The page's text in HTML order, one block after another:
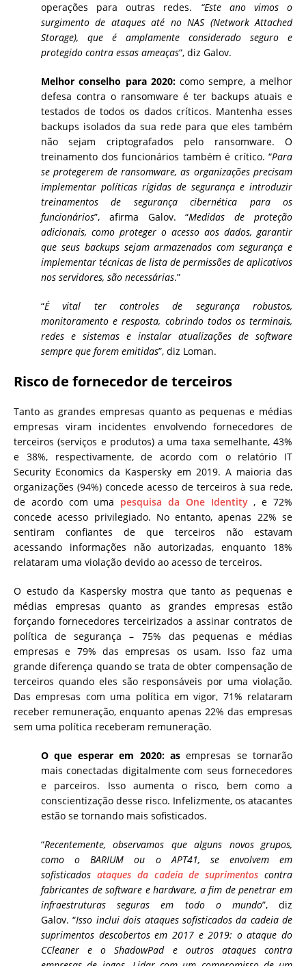
operações para outras redes. “Este ano vimos o
surgimento de ataques até no NAS (Network Attached
Storage), que é amplamente considerado seguro e
protegido contra essas ameaças“, diz Galov.
Melhor conselho para 2020:como sempre, a melhor
defesa contra o ransomware é ter backups atuais e
testados de todos os dados críticos. Mantenha esses
backups isolados da sua rede para que eles também
não sejam criptografados pelo ransomware. O
treinamento dos funcionários também é crítico. “Para
se protegerem de ransomware, as organizações precisam
implementar políticas rígidas de segurança e introduzir
treinamentos de segurança cibernética para os
funcionários”, afirma Galov. “Medidas de proteção
adicionais, como proteger o acesso aos dados, garantir
que seus backups sejam armazenados com segurança e
implementar técnicas de lista de permissões de aplicativos
nos servidores, são necessárias.”
“É vital ter controles de segurança robustos,
monitoramento e resposta, cobrindo todos os terminais,
redes e sistemas e instalar atualizações de software
sempre que forem emitidas”, diz Loman.
Risco de fornecedor de terceiros
Tanto as grandes empresas quanto as pequenas e médias
empresas viram incidentes envolvendo fornecedores de
terceiros (serviços e produtos) a uma taxa semelhante, 43%
e 38%, respectivamente, de acordo com o relatório IT
Security Economics da Kaspersky em 2019. A maioria das
organizações (94%) concede acesso de terceiros à sua rede,
de acordo com uma pesquisa da One Identity, e 72%
concede acesso privilegiado. No entanto, apenas 22% se
sentiram confiantes de que terceiros não estavam
acessando informações não autorizadas, enquanto 18%
relataram uma violação devido ao acesso de terceiros.
O estudo da Kaspersky mostra que tanto as pequenas e
médias empresas quanto as grandes empresas estão
forçando fornecedores terceirizados a assinar contratos de
política de segurança – 75% das pequenas e médias
empresas e 79% das empresas os usam. Isso faz uma
grande diferença quando se trata de obter compensação de
terceiros quando eles são responsáveis ​​por uma violação.
Das empresas com uma política em vigor, 71% relataram
receber remuneração, enquanto apenas 22% das empresas
sem uma política receberam remuneração.
O que esperar em 2020: asempresas se tornarão
mais conectadas digitalmente com seus fornecedores
e parceiros. Isso aumenta o risco, bem como a
conscientização desse risco. Infelizmente, os atacantes
estão se tornando mais sofisticados.
“Recentemente, observamos que alguns novos grupos,
como o BARIUM ou o APT41, se envolvem em
sofisticados ataques da cadeia de suprimentos contra
fabricantes de software e hardware, a fim de penetrar em
infraestruturas seguras em todo o mundo”, diz
Galov. “Isso inclui dois ataques sofisticados da cadeia de
suprimentos descobertos em 2017 e 2019: o ataque do
CCleaner e o ShadowPad e outros ataques contra